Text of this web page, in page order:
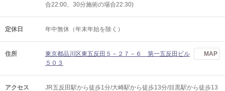
合22:00、30分施術の場合22:30)
定休日 年中無休（年末年始を除く）
住所
東京都品川区東五反田５－２７－６ 第一五反田ビル
５０３
MAP
アクセス JR五反田駅から徒歩1分/大崎駅から徒歩13分/目黒駅から徒歩13